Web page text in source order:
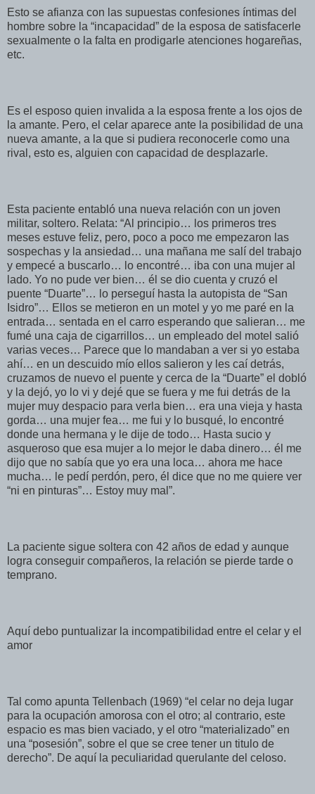
Esto se afianza con las supuestas confesiones íntimas del
hombre sobre la “incapacidad” de la esposa de satisfacerle
sexualmente o la falta en prodigarle atenciones hogareñas,
etc.
Es el esposo quien invalida a la esposa frente a los ojos de
la amante. Pero, el celar aparece ante la posibilidad de una
nueva amante, a la que si pudiera reconocerle como una
rival, esto es, alguien con capacidad de desplazarle.
Esta paciente entabló una nueva relación con un joven
militar, soltero. Relata: “Al principio… los primeros tres
meses estuve feliz, pero, poco a poco me empezaron las
sospechas y la ansiedad… una mañana me salí del trabajo
y empecé a buscarlo… lo encontré… iba con una mujer al
lado. Yo no pude ver bien… él se dio cuenta y cruzó el
puente “Duarte”… lo perseguí hasta la autopista de “San
Isidro”… Ellos se metieron en un motel y yo me paré en la
entrada… sentada en el carro esperando que salieran… me
fumé una caja de cigarrillos… un empleado del motel salió
varias veces… Parece que lo mandaban a ver si yo estaba
ahí… en un descuido mío ellos salieron y les caí detrás,
cruzamos de nuevo el puente y cerca de la “Duarte” el dobló
y la dejó, yo lo vi y dejé que se fuera y me fui detrás de la
mujer muy despacio para verla bien… era una vieja y hasta
gorda… una mujer fea… me fui y lo busqué, lo encontré
donde una hermana y le dije de todo… Hasta sucio y
asqueroso que esa mujer a lo mejor le daba dinero… él me
dijo que no sabía que yo era una loca… ahora me hace
mucha… le pedí perdón, pero, él dice que no me quiere ver
“ni en pinturas”… Estoy muy mal”.
La paciente sigue soltera con 42 años de edad y aunque
logra conseguir compañeros, la relación se pierde tarde o
temprano.
Aquí debo puntualizar la incompatibilidad entre el celar y el
amor
Tal como apunta Tellenbach (1969) “el celar no deja lugar
para la ocupación amorosa con el otro; al contrario, este
espacio es mas bien vaciado, y el otro “materializado” en
una “posesión”, sobre el que se cree tener un titulo de
derecho”. De aquí la peculiaridad querulante del celoso.